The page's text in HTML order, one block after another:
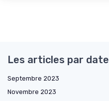
Les articles par date
Septembre 2023
Novembre 2023